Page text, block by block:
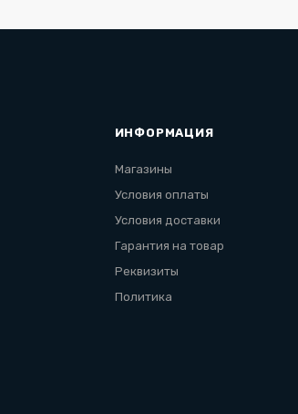
ИНФОРМАЦИЯ
Магазины
Условия оплаты
Условия доставки
Гарантия на товар
Реквизиты
Политика